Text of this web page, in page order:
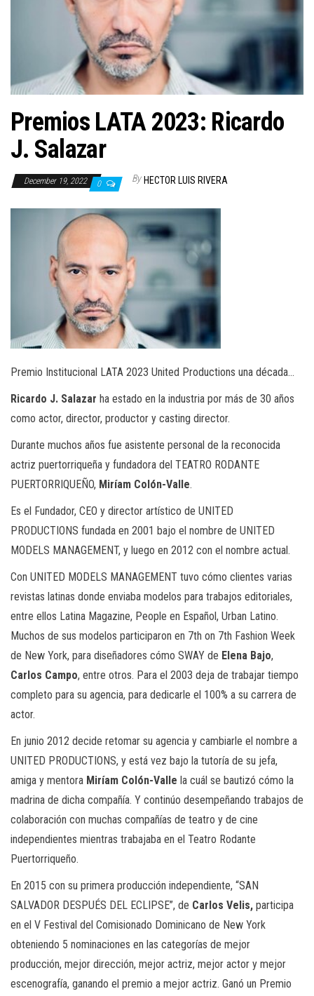
Premios LATA 2023: Ricardo
J. Salazar
December 19, 2022 0 By HECTOR LUIS RIVERA
Premio Institucional LATA 2023 United Productions una década…
Ricardo J. Salazar ha estado en la industria por más de 30 años
como actor, director, productor y casting director.
Durante muchos años fue asistente personal de la reconocida
actriz puertorriqueña y fundadora del TEATRO RODANTE
PUERTORRIQUEÑO, Miríam Colón-Valle.
Es el Fundador, CEO y director artístico de UNITED
PRODUCTIONS fundada en 2001 bajo el nombre de UNITED
MODELS MANAGEMENT, y luego en 2012 con el nombre actual.
Con UNITED MODELS MANAGEMENT tuvo cómo clientes varias
revistas latinas donde enviaba modelos para trabajos editoriales,
entre ellos Latina Magazine, People en Español, Urban Latino.
Muchos de sus modelos participaron en 7th on 7th Fashion Week
de New York, para diseñadores cómo SWAY de Elena Bajo,
Carlos Campo, entre otros. Para el 2003 deja de trabajar tiempo
completo para su agencia, para dedicarle el 100% a su carrera de
actor.
En junio 2012 decide retomar su agencia y cambiarle el nombre a
UNITED PRODUCTIONS, y está vez bajo la tutoría de su jefa,
amiga y mentora Miríam Colón-Valle la cuál se bautizó cómo la
madrina de dicha compañía. Y continúo desempeñando trabajos de
colaboración con muchas compañías de teatro y de cine
independientes mientras trabajaba en el Teatro Rodante
Puertorriqueño.
En 2015 con su primera producción independiente, “SAN
SALVADOR DESPUÉS DEL ECLIPSE”, de Carlos Velis, participa
en el V Festival del Comisionado Dominicano de New York
obteniendo 5 nominaciones en las categorías de mejor
producción, mejor dirección, mejor actriz, mejor actor y mejor
escenografía, ganando el premio a mejor actriz. Ganó un Premio